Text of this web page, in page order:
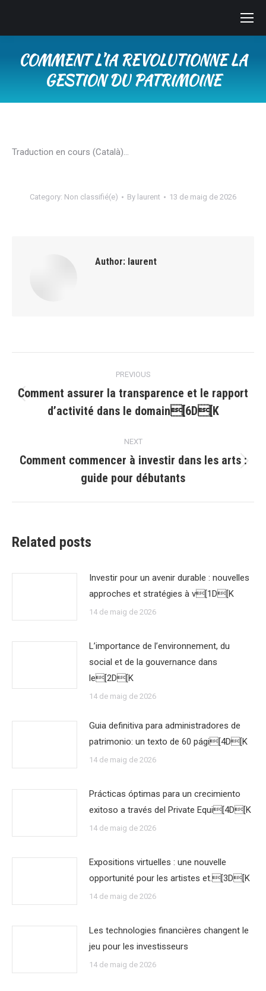
COMMENT L’IA REVOLUTIONNE LA
GESTION DU PATRIMOINE
Traduction en cours (Català)…
Category: Non classifié(e) By laurent 13 de maig de 2026
Author: laurent
navigation
PREVIOUS
Previous
post:
Comment assurer la transparence et le rapport
d’activité dans le domain[6D[K
NEXT
post:
Comment commencer à investir dans les arts :
guide pour débutants
Related posts
Investir pour un avenir durable : nouvelles
approches et stratégies à v[1D[K
14 de maig de 2026
L’importance de l’environnement, du
social et de la gouvernance dans
le[2D[K
14 de maig de 2026
Guia definitiva para administradores de
patrimonio: un texto de 60 pági[4D[K
14 de maig de 2026
Prácticas óptimas para un crecimiento
exitoso a través del Private Equi[4D[K
14 de maig de 2026
Expositions virtuelles : une nouvelle
opportunité pour les artistes et.[3D[K
14 de maig de 2026
Les technologies financières changent le
jeu pour les investisseurs
14 de maig de 2026